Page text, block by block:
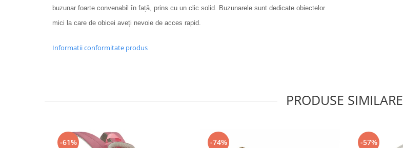
buzunar foarte convenabil în față, prins cu un clic solid. Buzunarele sunt dedicate obiectelor
mici la care de obicei aveți nevoie de acces rapid.
Informatii conformitate produs
PRODUSE SIMILARE
-61% -74% -57%